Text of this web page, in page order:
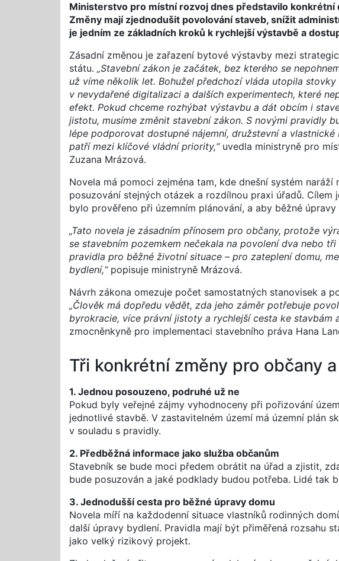
Ministerstvo pro místní rozvoj dnes představilo konkrétní
Změny mají zjednodušit povolování staveb, snížit
je jedním ze základních kroků k rychlejší výstavbě a
Zásadní změnou je zařazení bytové výstavby mezi
státu. „Stavební zákon je začátek, bez kterého se
už víme několik let. Bohužel předchozí vláda utopila stovky
v nevydařené digitalizaci a dalších experimentech, které
efekt. Pokud chceme rozhýbat výstavbu a dát obcím i
jistotu, musíme změnit stavební zákon. S novými pravidly
lépe podporovat dostupné nájemní, družstevní a vlastnické
patří mezi klíčové vládní priority,“uvedla ministryně pro
Zuzana Mrázová.
Novela má pomoci zejména tam, kde dnešní systém
posuzování stejných otázek a rozdílnou praxi úřadů.
bylo prověřeno při územním plánování, a aby běžné
„Tato novela je zásadním přínosem pro občany, protože
se stavebním pozemkem nečekala na povolení dva nebo
pravidla pro běžné životní situace – pro zateplení domu,
bydlení,“popisuje ministryně Mrázová.
Návrh zákona omezuje počet samostatných stanovisek a
„Člověk má dopředu vědět, zda jeho záměr potřebuje
byrokracie, více právní jistoty a rychlejší cesta ke stavbám
zmocněnkyně pro implementaci stavebního práva Hana
Tři konkrétní změny pro občany
1. Jednou posouzeno, podruhé už ne
Pokud byly veřejné zájmy vyhodnoceny při pořizování
jednotlivé stavbě. V zastavitelném území má územní plán
v souladu s pravidly.
2. Předběžná informace jako služba občanům
Stavebník se bude moci předem obrátit na úřad a zjistit,
bude posuzován a jaké podklady budou potřeba. Lidé tak
3. Jednodušší cesta pro běžné úpravy domu
Novela míří na každodenní situace vlastníků rodinných
další úpravy bydlení. Pravidla mají být přiměřená rozsahu
jako velký rizikový projekt.